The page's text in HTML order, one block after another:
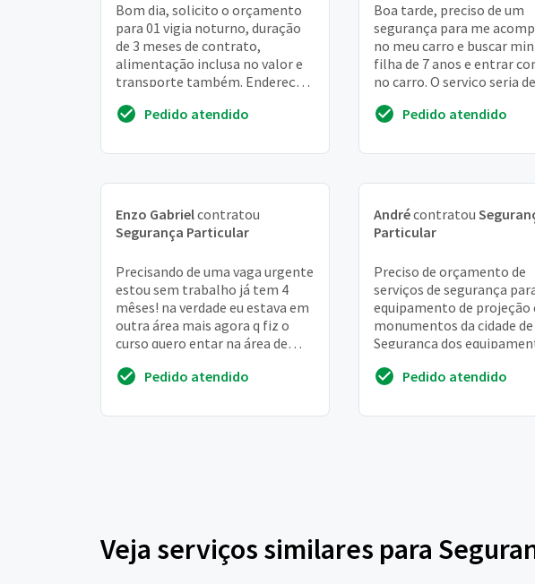
Bom dia, solicito o orçamento
para 01 vigia noturno, duração
de 3 meses de contrato,
alimentação inclusa no valor e
transporte também. Endereç
Ayrton senna,...
Pedido atendido
Boa tarde, preciso de um
segurança para me
no meu carro e buscar
filha de 7 anos e entrar
no carro. O serviço seria
judicialmente...
Pedido atendido
Enzo Gabrielcontratou
Segurança Particular
Precisando de uma vaga urgente
estou sem trabalho já tem 4
mêses! na verdade eu estava em
outra área mais agora q fiz o
curso quero entar na área de
Pedido atendido
Andrécontratou
Particular
Preciso de orçamento de
serviços de segurança
equipamento de projeção
monumentos da cidade
Segurança dos
duração de 3 horas cada ...
Pedido atendido
Veja serviços similares para